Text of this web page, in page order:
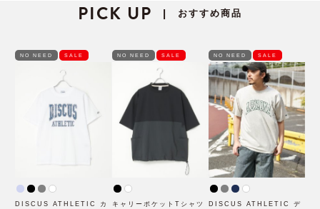
PICK UP | おすすめ商品
NO NEED SALE
DISCUS ATHLETIC カ
NO NEED SALE
キャリーポケットTシャツ
NO NEED SALE
DISCUS ATHLETIC デ